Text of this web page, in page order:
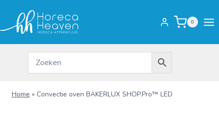
inhoud
0
Home » Convectie oven BAKERLUX SHOP.Pro™ LED